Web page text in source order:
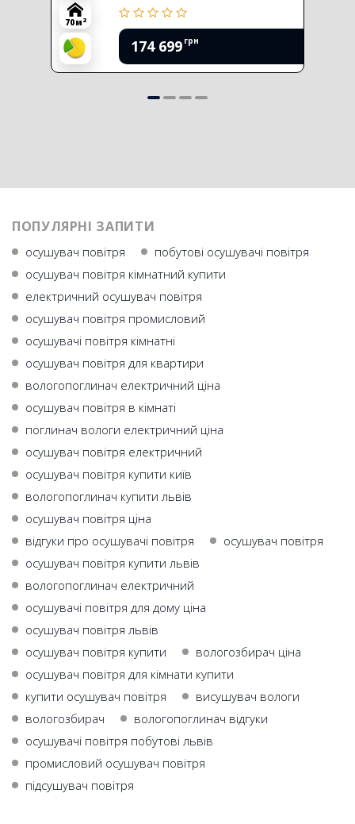
174 699 грн
70 м 2
ПОПУЛЯРНІ ЗАПИТИ
осушувач повiтря
побутові осушувачі повітря
осушувач повітря кімнатний купити
електричний осушувач повітря
осушувач повітря промисловий
осушувачі повітря кімнатні
осушувач повітря для квартири
вологопоглинач електричний ціна
осушувач повітря в кімнаті
поглинач вологи електричний ціна
осушувач повітря електричний
осушувач повітря купити київ
вологопоглинач купити львів
осушувач повітря ціна
відгуки про осушувачі повітря
осушувач повітря
осушувач повітря купити львів
вологопоглинач електричний
осушувачі повітря для дому ціна
осушувач повітря львів
осушувач повітря купити
вологозбирач ціна
осушувач повітря для кімнати купити
купити осушувач повітря
висушувач вологи
вологозбирач
вологопоглинач відгуки
осушувачі повітря побутові львів
промисловий осушувач повітря
підсушувач повітря